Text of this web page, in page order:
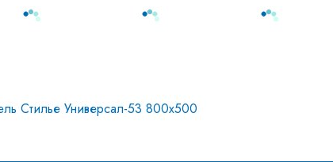
Стилье Универсал-53 800х500